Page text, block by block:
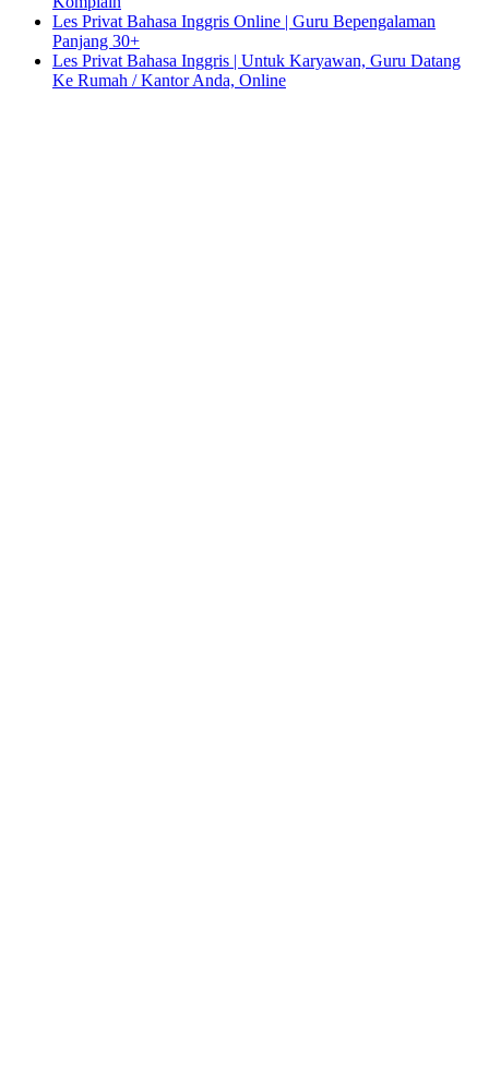
Les Privat Bahasa Inggris Online | Guru Bepengalaman
Panjang 30+
Les Privat Bahasa Inggris | Untuk Karyawan, Guru Datang
Ke Rumah / Kantor Anda, Online